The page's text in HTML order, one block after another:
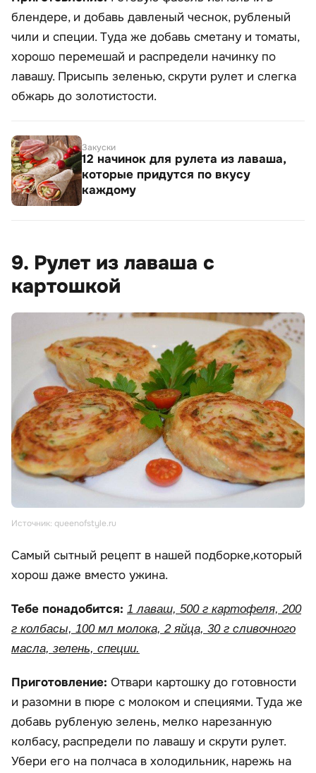
блендере, и добавь давленый чеснок, рубленый
чили и специи. Туда же добавь сметану и томаты,
хорошо перемешай и распредели начинку по
лавашу. Присыпь зеленью, скрути рулет и слегка
обжарь до золотистости.
Закуски
12 начинок для рулета из лаваша,
которые придутся по вкусу
каждому
9. Рулет из лаваша с
картошкой
Источник: queenofstyle.ru
Самый сытный рецепт в нашей подборке,который
хорош даже вместо ужина.
Тебе понадобится: 1 лаваш, 500 г картофеля, 200
г колбасы, 100 мл молока, 2 яйца, 30 г сливочного
масла, зелень, специи.
Приготовление: Отвари картошку до готовности
и разомни в пюре с молоком и специями. Туда же
добавь рубленую зелень, мелко нарезанную
колбасу, распредели по лавашу и скрути рулет.
Убери его на полчаса в холодильник, нарежь на